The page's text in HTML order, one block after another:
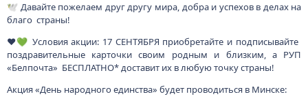
🕊️ Давайте пожелаем друг другу мира, добра и успехов в делах на
благо страны!
❤️💚 Условия акции: 17 СЕНТЯБРЯ приобретайте и подписывайте
поздравительные карточки своим родным и близким, а РУП
«Белпочта» БЕСПЛАТНО* доставит их в любую точку страны!
Акция «День народного единства» будет проводиться в Минске: